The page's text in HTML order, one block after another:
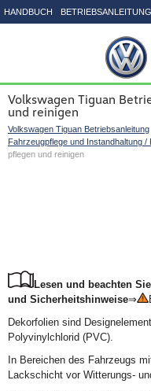
HANDBUCH BETRIEBSANLEITUNG
Volkswagen Tiguan
und reinigen
Volkswagen Tiguan Betriebsanleitung
Fahrzeugpflege und Instandhaltung
pflegen und reinigen
Lesen und beachten
und Sicherheitshinweise⇒
Dekorfolien sind
Polyvinylchlorid (PVC).
In Bereichen des Fahrzeugs
Lackschicht vor Witterungs-